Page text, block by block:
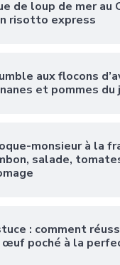
de loup de mer au
risotto express
aux flocons
et pommes du
monsieur à la
salade,
: comment
œuf poché à la